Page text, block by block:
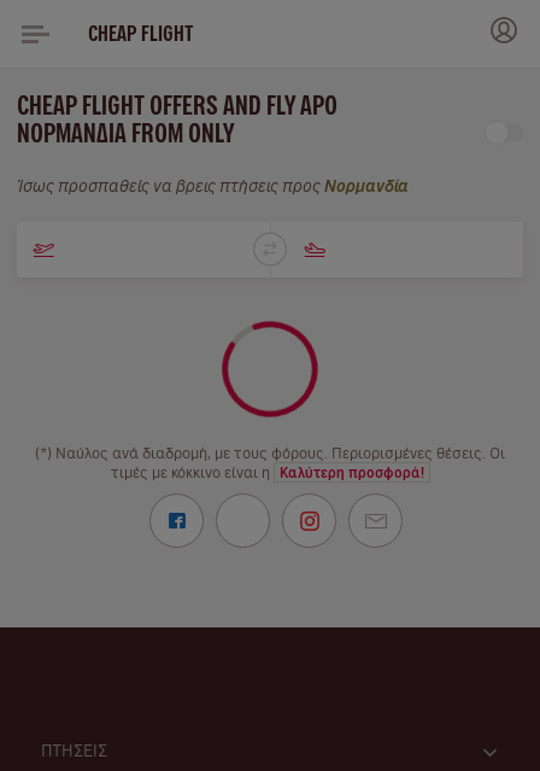
CHEAP FLIGHT
CHEAP FLIGHT OFFERS AND FLY APO
ΝΟΡΜΑΝΔΊΑ FROM ONLY
Ίσως προσπαθείς να βρεις πτήσεις προς Νορμανδία
(*) Ναύλος ανά διαδρομή, με τους φόρους. Περιορισμένες θέσεις. Οι
τιμές με κόκκινο είναι η
Καλύτερη προσφορά!
ΠΤΗΣΕΙΣ